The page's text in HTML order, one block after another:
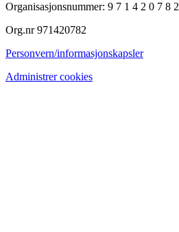
Organisasjonsnummer: 9 7 1 4 2 0 7 8 2
Org.nr 971420782
Personvern/informasjonskapsler
Administrer cookies